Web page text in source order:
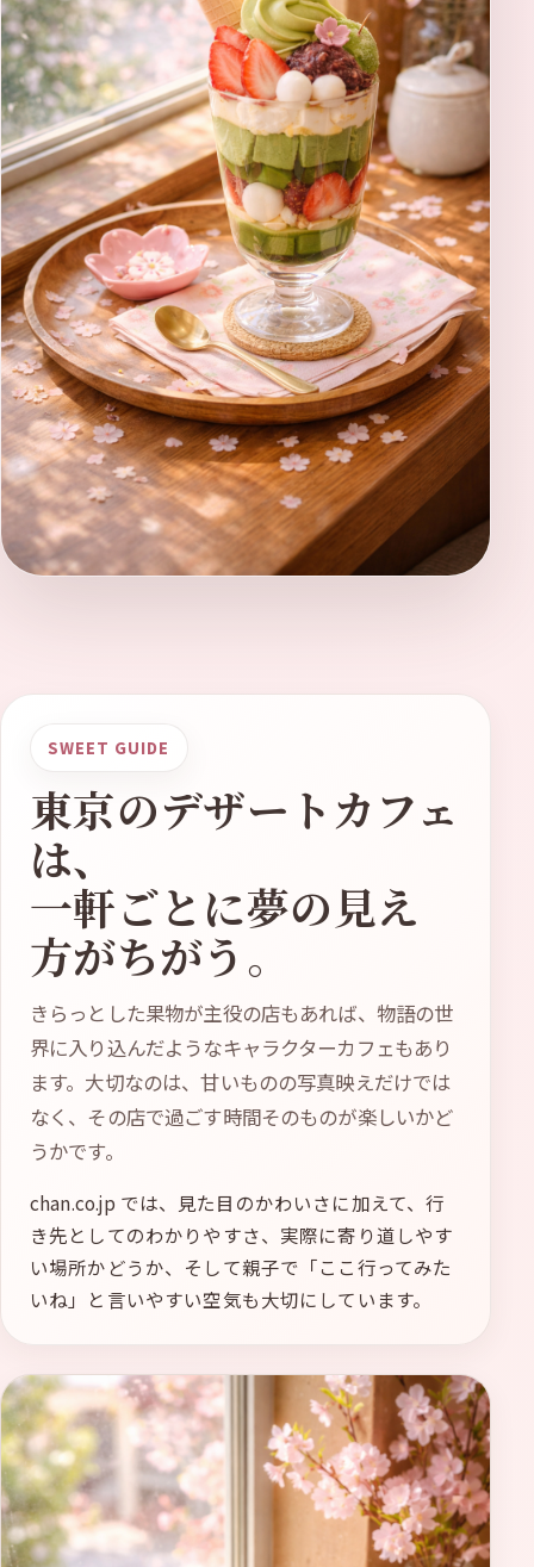
SWEET GUIDE
東京のデザートカフェ
は、
一軒ごとに夢の見え
方がちがう。
きらっとした果物が主役の店もあれば、物語の世
界に入り込んだようなキャラクターカフェもあり
ます。大切なのは、甘いものの写真映えだけでは
なく、その店で過ごす時間そのものが楽しいかど
うかです。
chan.co.jp では、見た目のかわいさに加えて、行
き先としてのわかりやすさ、実際に寄り道しやす
い場所かどうか、そして親子で「ここ行ってみた
いね」と言いやすい空気も大切にしています。